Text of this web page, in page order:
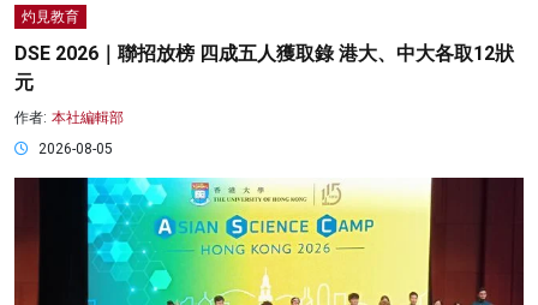
灼見教育
DSE 2026｜聯招放榜 四成五人獲取錄 港大、中大各取12狀
元
作者: 本社編輯部
2026-08-05